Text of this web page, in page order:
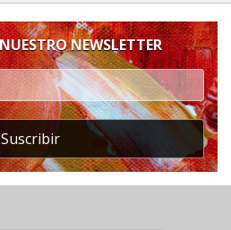
NEWSLETTER
Suscribir